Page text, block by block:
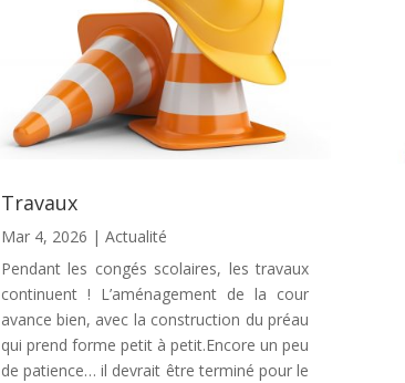
Travaux
Mar 4, 2026 | Actualité
Pendant les congés scolaires, les travaux
continuent ! L’aménagement de la cour
avance bien, avec la construction du préau
qui prend forme petit à petit.Encore un peu
de patience… il devrait être terminé pour le